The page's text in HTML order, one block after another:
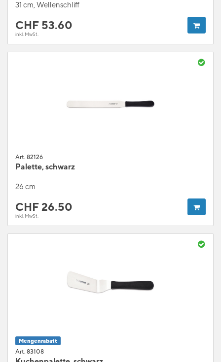
31 cm, Wellenschliff
CHF 53.60
inkl. MwSt.
Art. 82126
Palette, schwarz
26 cm
CHF 26.50
inkl. MwSt.
Mengenrabatt
Art. 83108